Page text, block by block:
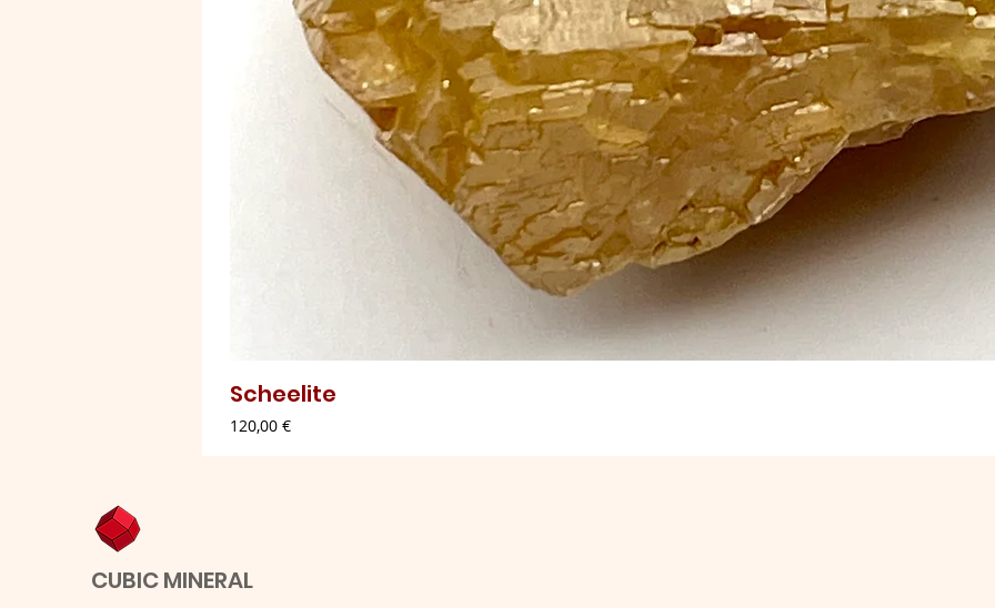
Scheelite
Preço
120,00 €
CUBIC MINERAL